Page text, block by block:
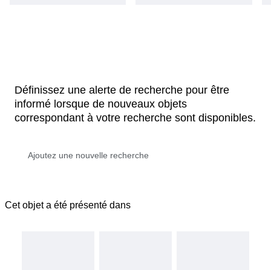
Définissez une alerte de recherche pour être
informé lorsque de nouveaux objets
correspondant à votre recherche sont disponibles.
Cet objet a été présenté dans